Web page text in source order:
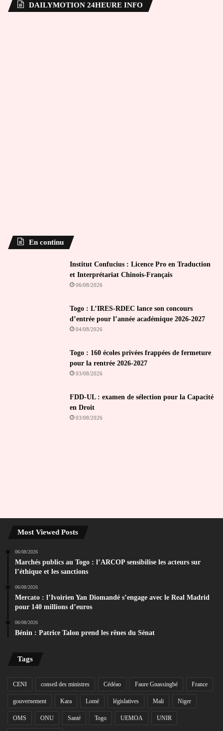
DAILYMOTION 24HEURE INFO
En continu
Institut Confucius : Licence Pro en Traduction
et Interprétariat Chinois-Français
06/08/2026
Togo : L’IRES-RDEC lance son concours
d’entrée pour l’année académique 2026-2027
04/08/2026
Togo : 160 écoles privées frappées de fermeture
pour la rentrée 2026-2027
03/08/2026
FDD-UL : examen de sélection pour la Capacité
en Droit
03/08/2026
Most Viewed Posts
06/08/2026
Marchés publics au Togo : l’ARCOP sensibilise les acteurs sur
l’éthique et les sanctions
06/08/2026
Mercato : l’Ivoirien Yan Diomandé s’engage avec le Real Madrid
pour 140 millions d’euros
06/08/2026
Bénin : Patrice Talon prend les rênes du Sénat
Tags
CENI conseil des ministres Cédéao Faure Gnassingbé France
gouvernement Kara Lomé législatives Mali Niger
OMS ONU Santé Togo UEMOA UNIR